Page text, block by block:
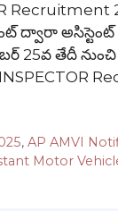
Recruitment
ద్వారా అసిస్టెంట్
25వ తేదీ
,AP AMVI
Motor